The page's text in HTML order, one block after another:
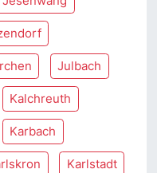
Julbach
Kalchreuth
Karbach
Karlstadt